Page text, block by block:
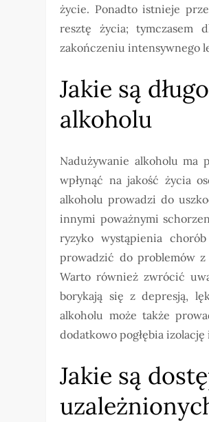
życie. Ponadto istnieje
resztę życia; tymczasem
zakończeniu intensywnego
Jakie są
alkoholu
Nadużywanie alkoholu ma
wpłynąć na jakość życia
alkoholu prowadzi do
innymi poważnymi
ryzyko wystąpienia
prowadzić do problemów z
Warto również zwrócić
borykają się z depresją,
alkoholu może także
dodatkowo pogłębia
Jakie są